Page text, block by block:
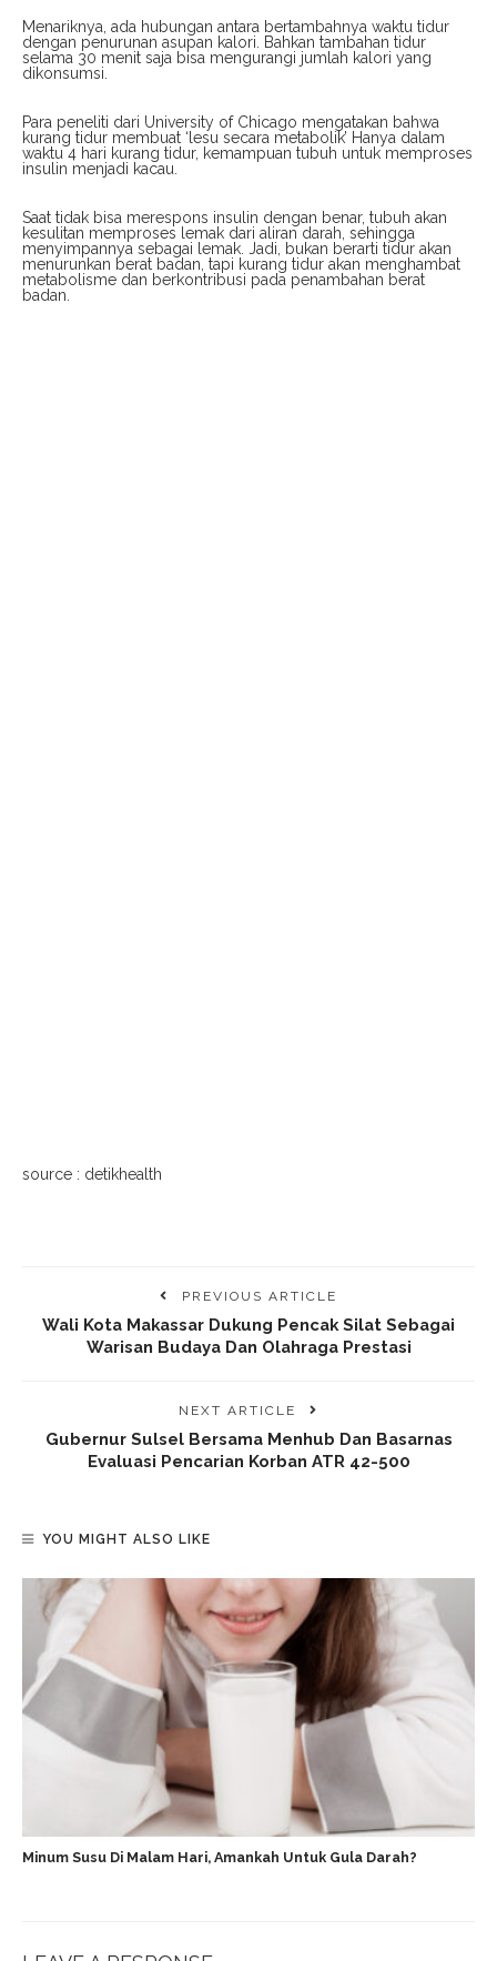
Menariknya, ada hubungan antara bertambahnya waktu tidur
dengan penurunan asupan kalori. Bahkan tambahan tidur
selama 30 menit saja bisa mengurangi jumlah kalori yang
dikonsumsi.
Para peneliti dari University of Chicago mengatakan bahwa
kurang tidur membuat ‘lesu secara metabolik’ Hanya dalam
waktu 4 hari kurang tidur, kemampuan tubuh untuk memproses
insulin menjadi kacau.
Saat tidak bisa merespons insulin dengan benar, tubuh akan
kesulitan memproses lemak dari aliran darah, sehingga
menyimpannya sebagai lemak. Jadi, bukan berarti tidur akan
menurunkan berat badan, tapi kurang tidur akan menghambat
metabolisme dan berkontribusi pada penambahan berat
badan.
source : detikhealth
PREVIOUS ARTICLE
Wali Kota Makassar Dukung Pencak Silat Sebagai
Warisan Budaya Dan Olahraga Prestasi
NEXT ARTICLE
Gubernur Sulsel Bersama Menhub Dan Basarnas
Evaluasi Pencarian Korban ATR 42-500
YOU MIGHT ALSO LIKE
Minum Susu Di Malam Hari, Amankah Untuk Gula Darah?